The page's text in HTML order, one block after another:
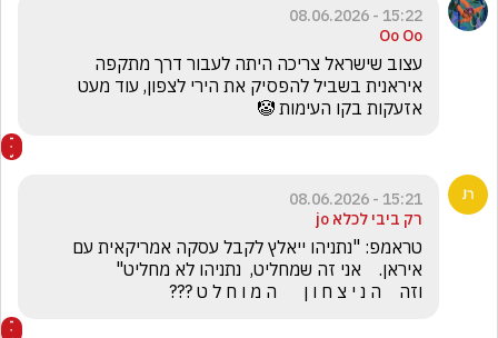
15:22 - 08.06.2026
Oo Oo
אזעקות בקו העימות 🤡
15:21 - 08.06.2026
רק ביבי לכלא jo
וזה    ה נ י צ ח ו ן      ה מ ו ח ל ט ???